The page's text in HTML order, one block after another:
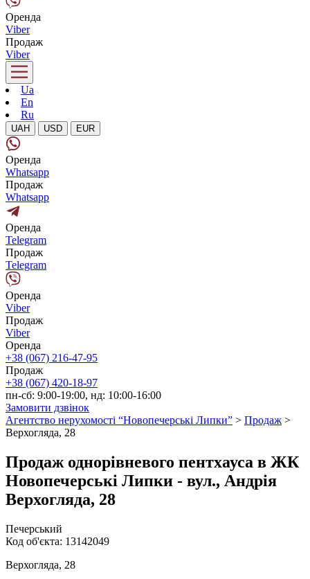
Оренда
Viber
Продаж
Viber
Ua
En
Ru
UAH USD EUR
Оренда
Whatsapp
Продаж
Whatsapp
Оренда
Telegram
Продаж
Telegram
Оренда
Viber
Продаж
Viber
Оренда
+38 (067) 216-47-95
Продаж
+38 (067) 420-18-97
пн-сб: 9:00-19:00, нд: 10:00-16:00
Замовити дзвінок
Агентство нерухомості “Новопечерські Липки” > Продаж >
Верхогляда, 28
Продаж однорівневого пентхауса в ЖК
Новопечерські Липки - вул., Андрія
Верхогляда, 28
Печерський
Код об'єкта: 13142049
Верхогляда, 28